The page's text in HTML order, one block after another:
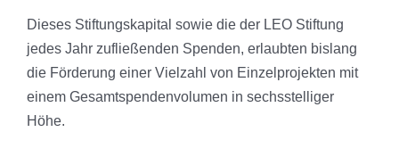
Dieses Stiftungskapital sowie die der LEO Stiftung
jedes Jahr zufließenden Spenden, erlaubten bislang
die Förderung einer Vielzahl von Einzelprojekten mit
einem Gesamtspendenvolumen in sechsstelliger
Höhe.